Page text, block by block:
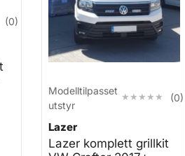
(0)
Modelltilpasset
utstyr
★★★★★
★★★★★ (0)
Lazer
Lazer komplett grillkit